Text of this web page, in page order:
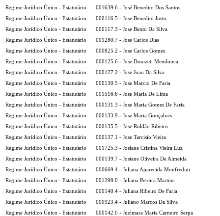
Regime Jurídico Único - Estatutário
001639.6 - José Benedito Dos Santos
Regime Jurídico Único - Estatutário
000116.5 - Jose Benedito Justo
Regime Jurídico Único - Estatutário
000117.3 - Jose Bento Da Silva
Regime Jurídico Único - Estatutário
001280.7 - Jose Carlos Dias
Regime Jurídico Único - Estatutário
000825.2 - Jose Carlos Gomes
Regime Jurídico Único - Estatutário
000125.6 - Jose Donizeti Mendonca
Regime Jurídico Único - Estatutário
000127.2 - Jose Joao Da Silva
Regime Jurídico Único - Estatutário
000130.5 - Jose Marcio De Faria
Regime Jurídico Único - Estatutário
001516.6 - Jose Maria De Lima
Regime Jurídico Único - Estatutário
000131.3 - Jose Maria Gomes De Faria
Regime Jurídico Único - Estatutário
000133.9 - Jose Maria Gonçalves
Regime Jurídico Único - Estatutário
000135.5 - Jose Roldão Ribeiro
Regime Jurídico Único - Estatutário
000137.1 - Jose Tarcisio Vieira
Regime Jurídico Único - Estatutário
001725.3 - Josiane Cristina Vieira Luz
Regime Jurídico Único - Estatutário
000139.7 - Josiane Oliveira De Almeida
Regime Jurídico Único - Estatutário
000669.4 - Juliana Aparecida Monfredini
Regime Jurídico Único - Estatutário
001298.0 - Juliana Pereira Martins
Regime Jurídico Único - Estatutário
000140.4 - Juliana Ribeiro De Faria
Regime Jurídico Único - Estatutário
000923.4 - Juliano Marcos Da Silva
Regime Jurídico Único - Estatutário
000142.0 - Juzimara Maria Carneiro Serpa